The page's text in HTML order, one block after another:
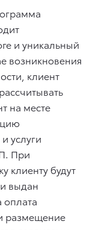
и уникальный
возникновения
клиент
на месте
услуги
При
клиенту будут
выдан
размещение